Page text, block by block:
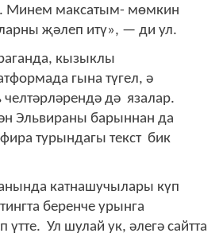
Минем максатым- мөмкин
җәлеп итү», — ди ул.
кызыклы
гына түгел, ә
дә язалар.
Эльвираны барыннан да
турындагы текст бик
катнашучылары күп
беренче урынга
Ул шулай ук, әлегә сайтта